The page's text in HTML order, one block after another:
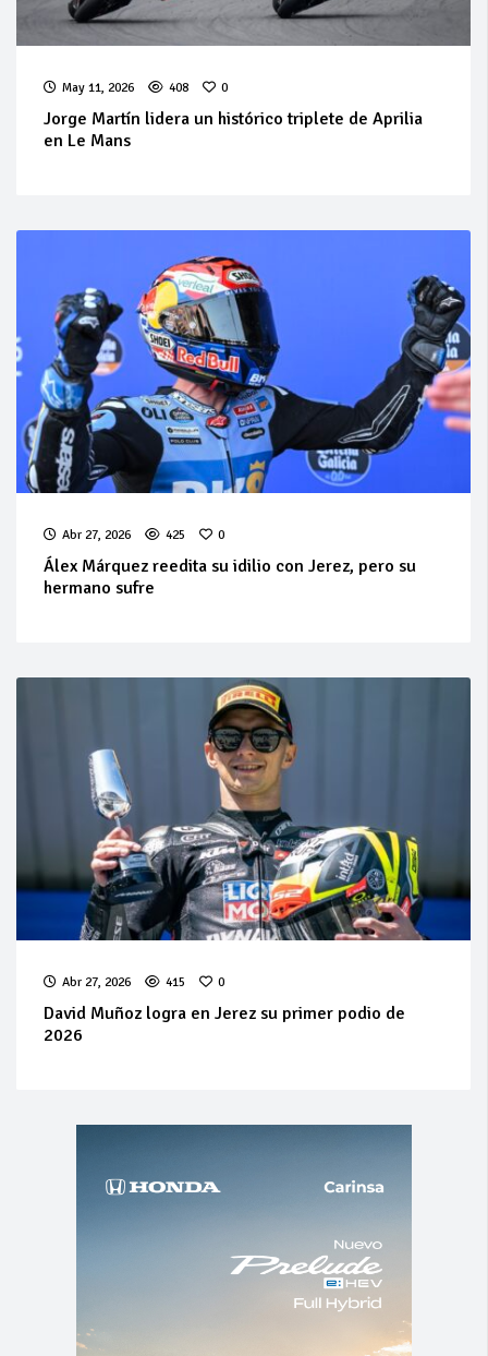
May 11, 2026 408 0
Jorge Martín lidera un histórico triplete de Aprilia
en Le Mans
Abr 27, 2026 425 0
Álex Márquez reedita su idilio con Jerez, pero su
hermano sufre
Abr 27, 2026 415 0
David Muñoz logra en Jerez su primer podio de
2026